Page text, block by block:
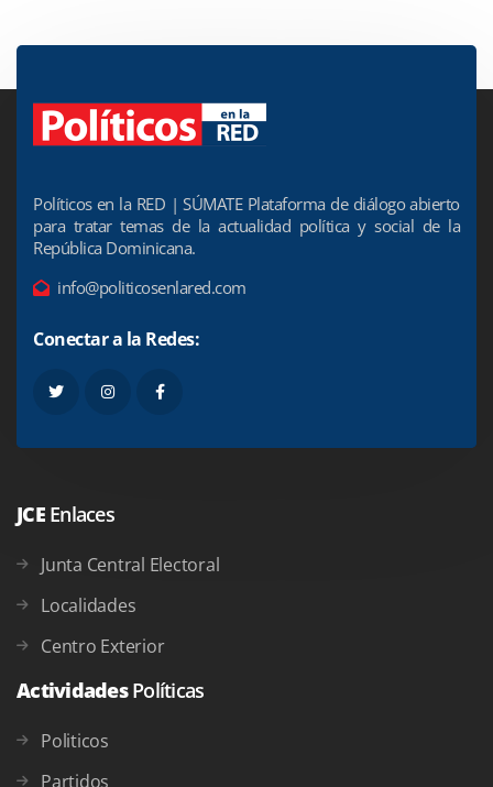
Políticos en la RED | SÚMATE Plataforma de diálogo abierto
para tratar temas de la actualidad política y social de la
República Dominicana.
info@politicosenlared.com
Conectar a la Redes:
JCE Enlaces
Junta Central Electoral
Localidades
Centro Exterior
ActividadesPolíticas
Politicos
Partidos